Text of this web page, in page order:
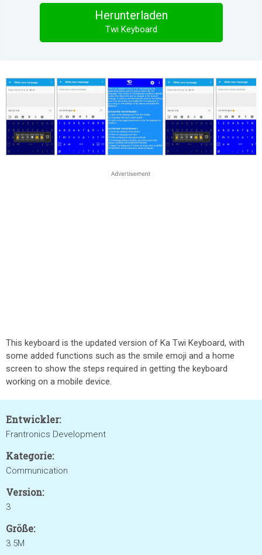
Herunterladen
Twi Keyboard
This keyboard is the updated version of Ka Twi Keyboard, with
some added functions such as the smile emoji and a home
screen to show the steps required in getting the keyboard
working on a mobile device.
Entwickler:
Frantronics Development
Kategorie:
Communication
Version:
3
Größe:
3.5M